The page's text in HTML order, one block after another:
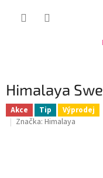
Himalaya
Akce Tip Výprodej
Značka: Himalaya